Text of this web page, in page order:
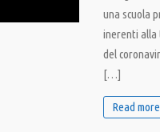
una scuola
inerenti alla
del
[…]
Read more